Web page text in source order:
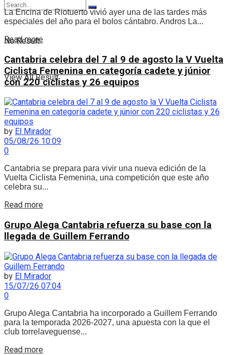
No Result
View All Result
La Encina de Riotuerto vivió ayer una de las tardes más
especiales del año para el bolos cántabro. Andros La...
Read more
Cantabria celebra del 7 al 9 de agosto la V Vuelta
Ciclista Femenina en categoría cadete y júnior
con 220 ciclistas y 26 equipos
by El Mirador
05/08/26 10:09
0
Cantabria se prepara para vivir una nueva edición de la
Vuelta Ciclista Femenina, una competición que este año
celebra su...
Read more
Grupo Alega Cantabria refuerza su base con la
llegada de Guillem Ferrando
by El Mirador
15/07/26 07:04
0
Grupo Alega Cantabria ha incorporado a Guillem Ferrando
para la temporada 2026-2027, una apuesta con la que el
club torrelaveguense...
Read more